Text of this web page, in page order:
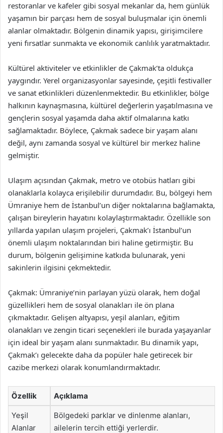
restoranlar ve kafeler gibi sosyal mekanlar da, hem günlük
yaşamın bir parçası hem de sosyal buluşmalar için önemli
alanlar olmaktadır. Bölgenin dinamik yapısı, girişimcilere
yeni fırsatlar sunmakta ve ekonomik canlılık yaratmaktadır.
Kültürel aktiviteler ve etkinlikler de Çakmak’ta oldukça
yaygındır. Yerel organizasyonlar sayesinde, çeşitli festivaller
ve sanat etkinlikleri düzenlenmektedir. Bu etkinlikler, bölge
halkının kaynaşmasına, kültürel değerlerin yaşatılmasına ve
gençlerin sosyal yaşamda daha aktif olmalarına katkı
sağlamaktadır. Böylece, Çakmak sadece bir yaşam alanı
değil, aynı zamanda sosyal ve kültürel bir merkez haline
gelmiştir.
Ulaşım açısından Çakmak, metro ve otobüs hatları gibi
olanaklarla kolayca erişilebilir durumdadır. Bu, bölgeyi hem
Ümraniye hem de İstanbul’un diğer noktalarına bağlamakta,
çalışan bireylerin hayatını kolaylaştırmaktadır. Özellikle son
yıllarda yapılan ulaşım projeleri, Çakmak’ı İstanbul’un
önemli ulaşım noktalarından biri haline getirmiştir. Bu
durum, bölgenin gelişimine katkıda bulunarak, yeni
sakinlerin ilgisini çekmektedir.
Çakmak: Ümraniye’nin parlayan yüzü olarak, hem doğal
güzellikleri hem de sosyal olanakları ile ön plana
çıkmaktadır. Gelişen altyapısı, yeşil alanları, eğitim
olanakları ve zengin ticari seçenekleri ile burada yaşayanlar
için ideal bir yaşam alanı sunmaktadır. Bu dinamik yapı,
Çakmak’ı gelecekte daha da popüler hale getirecek bir
cazibe merkezi olarak konumlandırmaktadır.
Özellik Açıklama
Yeşil
Alanlar
Bölgedeki parklar ve dinlenme alanları,
ailelerin tercih ettiği yerlerdir.